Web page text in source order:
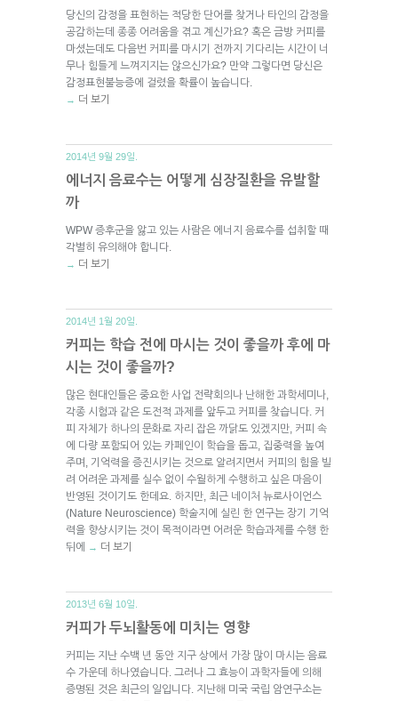
당신의 감정을 표현하는 적당한 단어를 찾거나 타인의 감정을
공감하는데 종종 어려움을 겪고 계신가요? 혹은 금방 커피를
마셨는데도 다음번 커피를 마시기 전까지 기다리는 시간이 너
무나 힘들게 느껴지지는 않으신가요? 만약 그렇다면 당신은
감정표현불능증에 걸렸을 확률이 높습니다.
→ 더 보기
2014년 9월 29일.
에너지 음료수는 어떻게 심장질환을 유발할
까
WPW 증후군을 앓고 있는 사람은 에너지 음료수를 섭취할 때
각별히 유의해야 합니다.
→ 더 보기
2014년 1월 20일.
커피는 학습 전에 마시는 것이 좋을까 후에 마
시는 것이 좋을까?
많은 현대인들은 중요한 사업 전략회의나 난해한 과학세미나,
각종 시험과 같은 도전적 과제를 앞두고 커피를 찾습니다. 커
피 자체가 하나의 문화로 자리 잡은 까닭도 있겠지만, 커피 속
에 다량 포함되어 있는 카페인이 학습을 돕고, 집중력을 높여
주며, 기억력을 증진시키는 것으로 알려지면서 커피의 힘을 빌
려 어려운 과제를 실수 없이 수월하게 수행하고 싶은 마음이
반영된 것이기도 한데요. 하지만, 최근 네이처 뉴로사이언스
(Nature Neuroscience) 학술지에 실린 한 연구는 장기 기억
력을 향상시키는 것이 목적이라면 어려운 학습과제를 수행 한
뒤에
→ 더 보기
2013년 6월 10일.
커피가 두뇌활동에 미치는 영향
커피는 지난 수백 년 동안 지구 상에서 가장 많이 마시는 음료
수 가운데 하나였습니다. 그러나 그 효능이 과학자들에 의해
증명된 것은 최근의 일입니다. 지난해 미국 국립 암연구소는